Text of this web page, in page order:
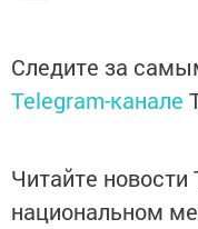
Следите за
Telegram-канале
Читайте новости
национальном